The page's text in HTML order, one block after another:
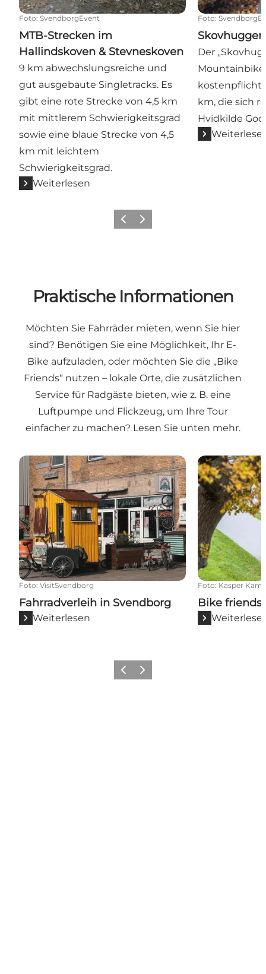
Foto: SvendborgEvent
MTB-Strecken im
Hallindskoven & Stevneskoven
9 km abwechslungsreiche und
gut ausgebaute Singletracks. Es
gibt eine rote Strecke von 4,5 km
mit mittlerem Schwierigkeitsgrad
sowie eine blaue Strecke von 4,5
km mit leichtem
Schwierigkeitsgrad.
Weiterlesen
Foto:
Der
km, die sich
Hvidkilde
Vorherige Folie
Nächste Folie
Praktische Informationen
Möchten Sie Fahrräder mieten, wenn Sie hier
sind? Benötigen Sie eine Möglichkeit, Ihr E-
Bike aufzuladen, oder möchten Sie die „Bike
Friends“ nutzen – lokale Orte, die zusätzlichen
Service für Radgäste bieten, wie z. B. eine
Luftpumpe und Flickzeug, um Ihre Tour
einfacher zu machen? Lesen Sie unten mehr.
Fahrradverleih in Svendborg
Foto: VisitSvendborg
Fahrradverleih in Svendborg
Weiterlesen
Bike friends
Foto: Kasper
Bike friends
Vorherige Folie
Nächste Folie